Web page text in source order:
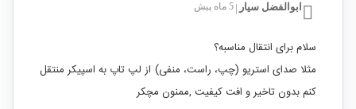
ابوالفضل سیار 5 ماه پیش
سلام برای انتقال مناسبه؟
مثلا صدای استریو (چپ، راست، منفی) از لپ تاپ به اسپیکر منتقل
کنم بدون تاخیر و افت کیفیت ,ممنون مچکر